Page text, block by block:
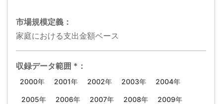
市場規模定義：
家庭における支出金額ベース
収録データ範囲 * ：
2000年 2001年 2002年 2003年 2004年
2005年 2006年 2007年 2008年 2009年